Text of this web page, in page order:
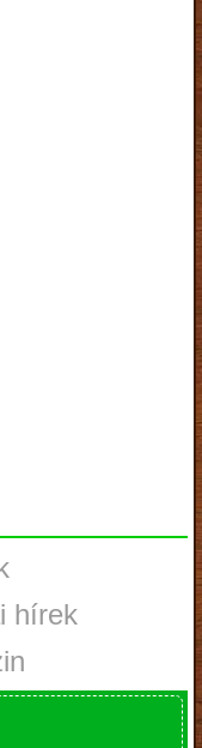
hírek